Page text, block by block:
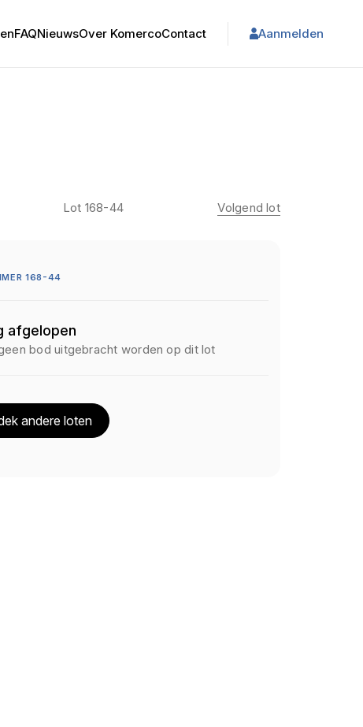
FAQNieuwsOver KomercoContact Aanmelden
Lot 168-44 Volgend lot
168-44
afgelopen
bod uitgebracht worden op dit lot
andere loten